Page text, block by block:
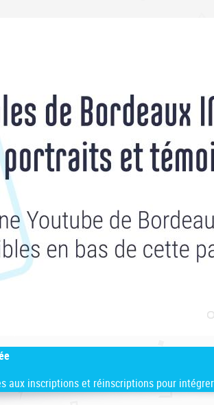
inscriptions et réinscriptions pour